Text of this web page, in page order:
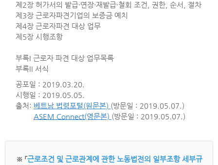
제2장 허가서의 발급·연장·재발급·철회 조건, 권한, 순서, 절차
제3장 근로자파견기업의 보증금 예치
제4장 근로자파견 대상 업무
제5장 시행조항
부록I 근로자 파견 대상 업무목록
부록II 서식
공포일 : 2019.03.20.
시행일 : 2019.05.05.
출처: 베트남 법령포털(원문본) (방문일 : 2019.05.07.)
ASEM Connect(영문본) (방문일 : 2019.05.07.)
※ 「근로조건 및 근로관계에 관한 노동법전의 일부조항 세부규